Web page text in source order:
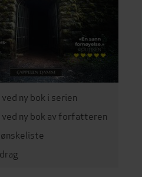
ny bok i serien
ved ny bok av forfatteren